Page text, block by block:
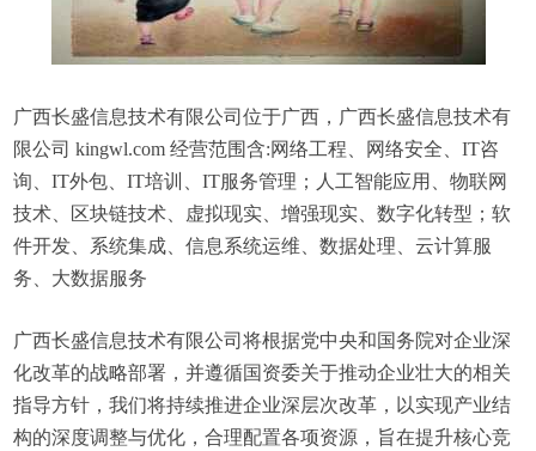
广西长盛信息技术有限公司位于广西，广西长盛信息技术有
限公司 kingwl.com 经营范围含:网络工程、网络安全、IT咨
询、IT外包、IT培训、IT服务管理；人工智能应用、物联网
技术、区块链技术、虚拟现实、增强现实、数字化转型；软
件开发、系统集成、信息系统运维、数据处理、云计算服
务、大数据服务
广西长盛信息技术有限公司将根据党中央和国务院对企业深
化改革的战略部署，并遵循国资委关于推动企业壮大的相关
指导方针，我们将持续推进企业深层次改革，以实现产业结
构的深度调整与优化，合理配置各项资源，旨在提升核心竞